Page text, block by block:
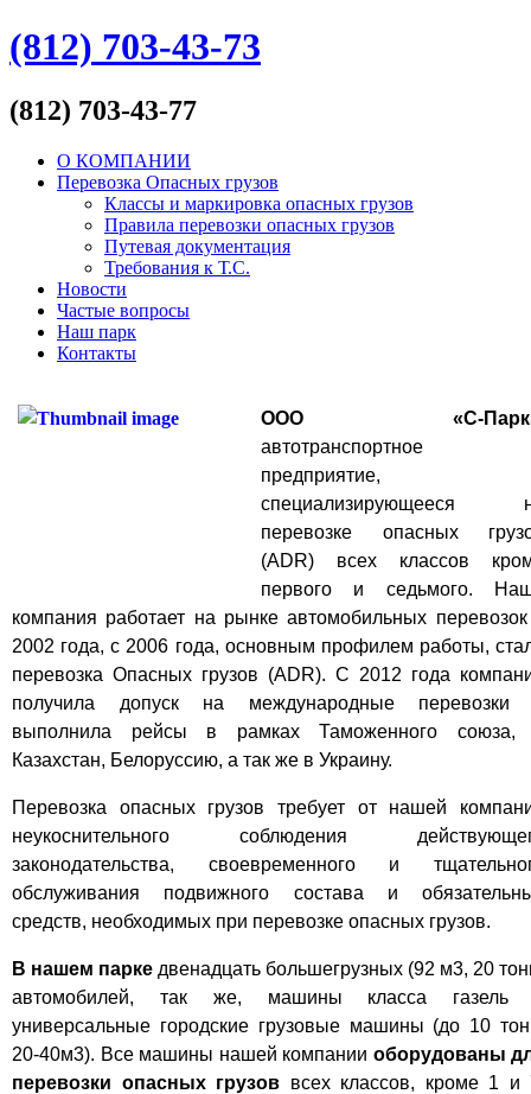
(812) 703-43-73
(812) 703-43-77
О КОМПАНИИ
Перевозка Опасных грузов
Классы и маркировка опасных грузов
Правила перевозки опасных грузов
Путевая документация
Требования к Т.С.
Новости
Частые вопросы
Наш парк
Контакты
ООО «С-
автотранспортное
предприятие,
специализирующееся
перевозке опасных
(ADR) всех классов
первого и седьмого.
компания работает на рынке автомобильных
2002 года, с 2006 года, основным профилем работы,
перевозка Опасных грузов (ADR). С 2012 года
получила допуск на международные перевозки
выполнила рейсы в рамках Таможенного союза,
Казахстан, Белоруссию, а так же в Украину.
Перевозка опасных грузов требует от нашей
неукоснительного соблюдения
законодательства, своевременного и
обслуживания подвижного состава и
средств, необходимых при перевозке опасных грузов.
В нашем парке двенадцать большегрузных (92 м3, 20
автомобилей, так же, машины класса газель
универсальные городские грузовые машины (до 10
20-40м3). Все машины нашей компании оборудованы
перевозки опасных грузов всех классов, кроме 1 и